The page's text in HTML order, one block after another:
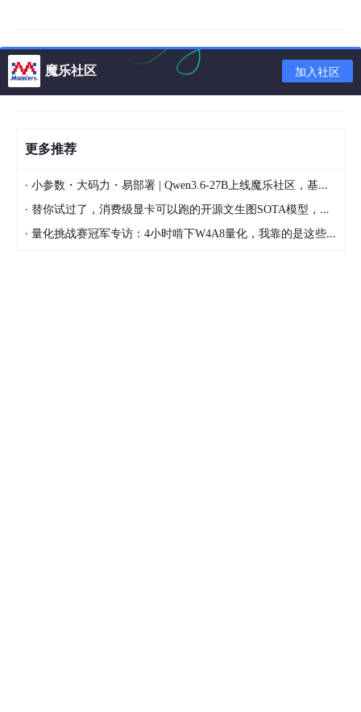
魔乐社区 加入社区
更多推荐
· 小参数・大码力・易部署 | Qwen3.6-27B上线魔乐社区，基于昇腾的部署教程来了
· 替你试过了，消费级显卡可以跑的开源文生图SOTA模型，顶级渲染、高密度文本绘图
· 量化挑战赛冠军专访：4小时啃下W4A8量化，我靠的是这些经验